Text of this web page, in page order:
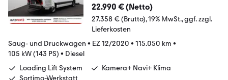
(6040)
22.990 € (Netto)
27.358 € (Brutto) 19% MwSt. ggf. zzgl.
Lieferkosten
Saug- und Druckwagen • EZ 12/2020 • 115.050 km •
105 kW (143 PS) • Diesel
Loading Lift System
Kamera+ Navi+ Klima